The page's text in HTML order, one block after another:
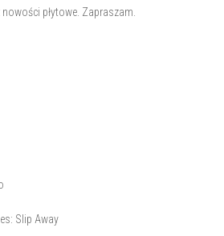
płytowe. Zapraszam.
Slip Away